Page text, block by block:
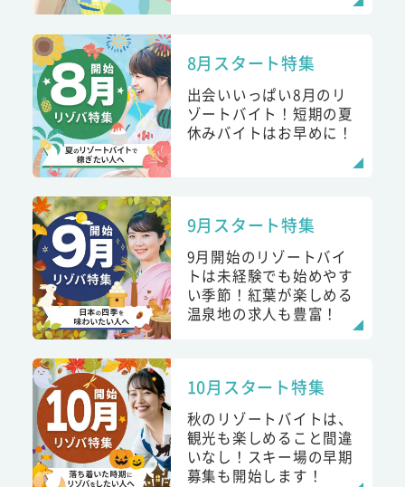
8月スタート特集
出会いいっぱい8月のリ
ゾートバイト！短期の夏
休みバイトはお早めに！
9月スタート特集
9月開始のリゾートバイ
トは未経験でも始めやす
い季節！紅葉が楽しめる
温泉地の求人も豊富！
10月スタート特集
秋のリゾートバイトは、
観光も楽しめること間違
いなし！スキー場の早期
募集も開始します！